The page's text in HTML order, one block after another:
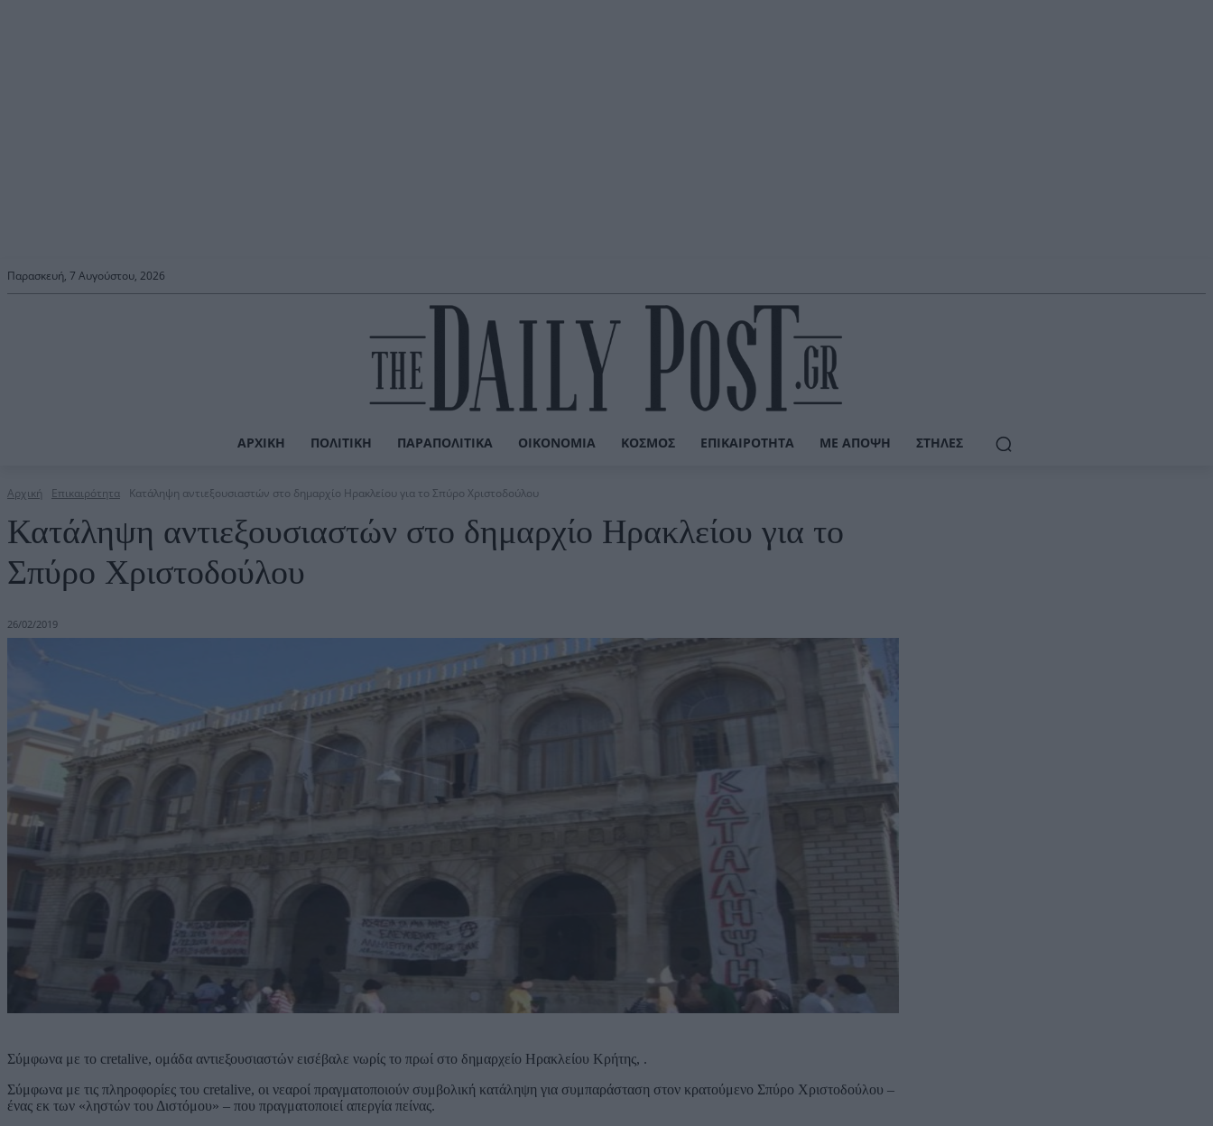
Παρασκευή, 7 Αυγούστου, 2026
ΑΡΧΙΚΉ ΠΟΛΙΤΙΚΉ ΠΑΡΑΠΟΛΙΤΙΚΆ ΟΙΚΟΝΟΜΊΑ ΚΌΣΜΟΣ ΕΠΙΚΑΙΡΌΤΗΤΑ ΜΕ ΆΠΟΨΗ ΣΤΉΛΕΣ
Αρχική Επικαιρότητα Κατάληψη αντιεξουσιαστών στο δημαρχίο Ηρακλείου για το Σπύρο Χριστοδούλου
Κατάληψη αντιεξουσιαστών στο δημαρχίο Ηρακλείου για το
Σπύρο Χριστοδούλου
26/02/2019
Σύμφωνα με το cretalive, ομάδα αντιεξουσιαστών εισέβαλε νωρίς το πρωί στο δημαρχείο Ηρακλείου Κρήτης, .
Σύμφωνα με τις πληροφορίες του cretalive, οι νεαροί πραγματοποιούν συμβολική κατάληψη για συμπαράσταση στον κρατούμενο Σπύρο Χριστοδούλου –
ένας εκ των «ληστών του Διστόμου» – που πραγματοποιεί απεργία πείνας.